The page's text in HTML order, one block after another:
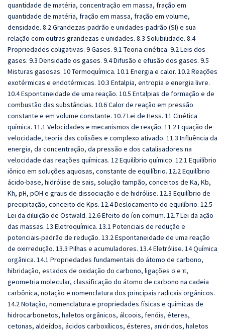
quantidade de matéria, concentração em massa, fração em
quantidade de matéria, fração em massa, fração em volume,
densidade. 8.2 Grandezas-padrão e unidades-padrão (SI) e sua
relação com outras grandezas e unidades. 8.3 Solubilidade. 8.4
Propriedades coligativas. 9 Gases. 9.1 Teoria cinética. 9.2 Leis dos
gases. 9.3 Densidade os gases. 9.4 Difusão e efusão dos gases. 9.5
Misturas gasosas. 10 Termoquímica. 10.1 Energia e calor. 10.2 Reações
exotérmicas e endotérmicas. 10.3 Entalpia, entropia e energia livre.
10.4 Espontaneidade de uma reação. 10.5 Entalpias de formação e de
combustão das substâncias. 10.6 Calor de reação em pressão
constante e em volume constante. 10.7 Lei de Hess. 11 Cinética
química. 11.1 Velocidades e mecanismos de reação. 11.2 Equação de
velocidade, teoria das colisões e complexo ativado. 11.3 Influência da
energia, da concentração, da pressão e dos catalisadores na
velocidade das reações químicas. 12 Equilíbrio químico. 12.1 Equilíbrio
iônico em soluções aquosas, constante de equilíbrio. 12.2 Equilíbrio
ácido-base, hidrólise de sais, solução tampão, conceitos de Ka, Kb,
Kh, pH, pOH e graus de dissociação e de hidrólise. 12.3 Equilíbrio de
precipitação, conceito de Kps. 12.4 Deslocamento do equilíbrio. 12.5
Lei da diluição de Ostwald. 12.6 Efeito do íon comum. 12.7 Lei da ação
das massas. 13 Eletroquímica. 13.1 Potenciais de redução e
potenciais-padrão de redução. 13.2 Espontaneidade de uma reação
de oxirredução. 13.3 Pilhas e acumuladores. 13.4 Eletrólise. 14 Química
orgânica. 14.1 Propriedades fundamentais do átomo de carbono,
hibridação, estados de oxidação do carbono, ligações σ e π,
geometria molecular, classificação do átomo de carbono na cadeia
carbônica, notação e nomenclatura dos principais radicais orgânicos.
14.2 Notação, nomenclatura e propriedades físicas e químicas de
hidrocarbonetos, haletos orgânicos, álcoois, fenóis, éteres,
cetonas, aldeídos, ácidos carboxílicos, ésteres, anidridos, haletos